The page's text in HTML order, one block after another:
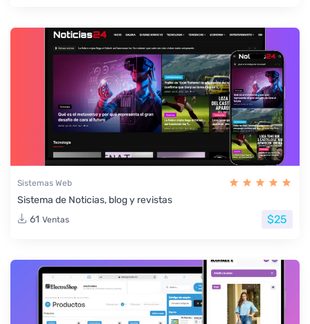
Sistemas Web
Sistema de Noticias, blog y revistas
61 Ventas $25